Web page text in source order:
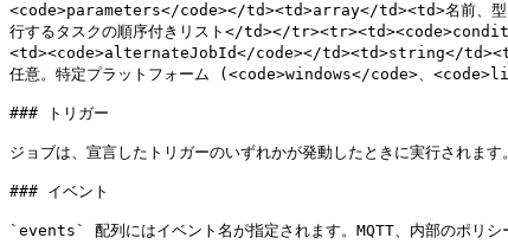
<code>parameters</code></td><td>array</td><td>名前、型
行するタスクの順序付きリスト</td></
<td><code>alternateJobId</code></td><td>string</
任意。特定プラットフォーム (<code>windows</code>、
### トリガー
ジョブは、宣言したトリガーのいずれかが発動したときに実行されま
### イベント
`events` 配列にはイベント名が指定されます。MQTT、内部のポリ